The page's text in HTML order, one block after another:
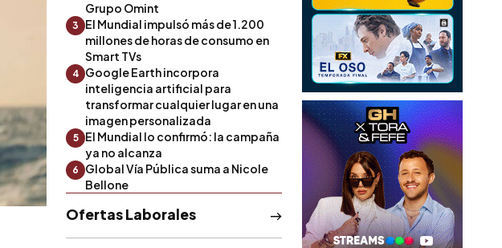
Grupo Omint
3
El Mundial impulsó más de 1.200
millones de horas de consumo en
Smart TVs
4 Google Earth incorpora
inteligencia artificial para
transformar cualquier lugar en una
imagen personalizada
5
El Mundial lo confirmó: la campaña
ya no alcanza
6
Global Vía Pública suma a Nicole
Bellone
Ofertas Laborales